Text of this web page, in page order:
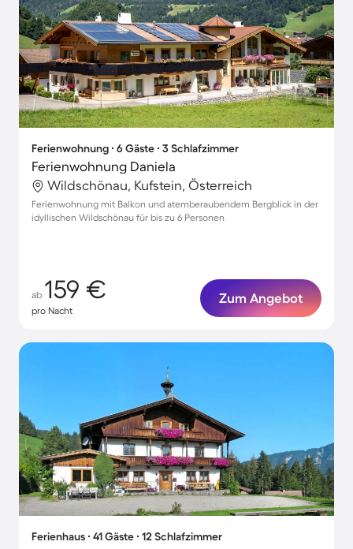
Ferienwohnung ∙ 6 Gäste ∙ 3 Schlafzimmer
Ferienwohnung Daniela
Wildschönau, Kufstein, Österreich
Ferienwohnung mit Balkon und atemberaubendem Bergblick in der
idyllischen Wildschönau für bis zu 6 Personen
ab 159 €
pro Nacht
Zum Angebot
Ferienhaus ∙ 41 Gäste ∙ 12 Schlafzimmer